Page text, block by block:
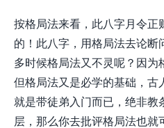
按格局法来看，此八字月令正
的！此八字，用格局法去论断
多时候格局法又不灵呢？因为
但格局法又是必学的基础，古
就是带徒弟入门而已，绝非教
层，那么你去批评格局法也就